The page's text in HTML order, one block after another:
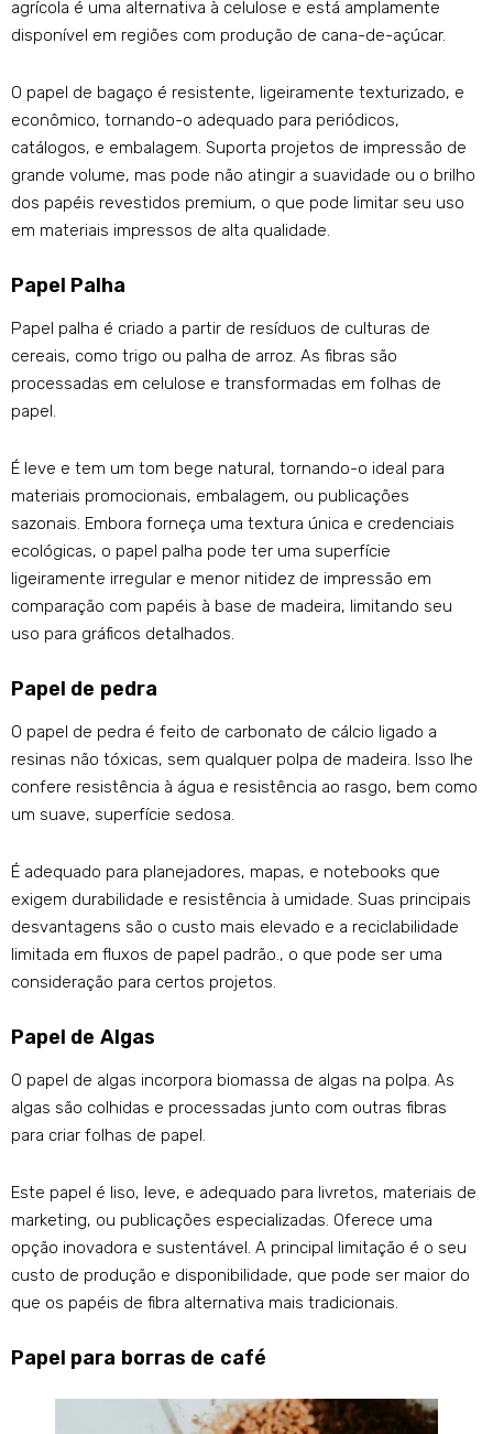
agrícola é uma alternativa à celulose e está amplamente
disponível em regiões com produção de cana-de-açúcar.
O papel de bagaço é resistente, ligeiramente texturizado, e
econômico, tornando-o adequado para periódicos,
catálogos, e embalagem. Suporta projetos de impressão de
grande volume, mas pode não atingir a suavidade ou o brilho
dos papéis revestidos premium, o que pode limitar seu uso
em materiais impressos de alta qualidade.
Papel Palha
Papel palha é criado a partir de resíduos de culturas de
cereais, como trigo ou palha de arroz. As fibras são
processadas em celulose e transformadas em folhas de
papel.
É leve e tem um tom bege natural, tornando-o ideal para
materiais promocionais, embalagem, ou publicações
sazonais. Embora forneça uma textura única e credenciais
ecológicas, o papel palha pode ter uma superfície
ligeiramente irregular e menor nitidez de impressão em
comparação com papéis à base de madeira, limitando seu
uso para gráficos detalhados.
Papel de pedra
O papel de pedra é feito de carbonato de cálcio ligado a
resinas não tóxicas, sem qualquer polpa de madeira. Isso lhe
confere resistência à água e resistência ao rasgo, bem como
um suave, superfície sedosa.
É adequado para planejadores, mapas, e notebooks que
exigem durabilidade e resistência à umidade. Suas principais
desvantagens são o custo mais elevado e a reciclabilidade
limitada em fluxos de papel padrão., o que pode ser uma
consideração para certos projetos.
Papel de Algas
O papel de algas incorpora biomassa de algas na polpa. As
algas são colhidas e processadas junto com outras fibras
para criar folhas de papel.
Este papel é liso, leve, e adequado para livretos, materiais de
marketing, ou publicações especializadas. Oferece uma
opção inovadora e sustentável. A principal limitação é o seu
custo de produção e disponibilidade, que pode ser maior do
que os papéis de fibra alternativa mais tradicionais.
Papel para borras de café